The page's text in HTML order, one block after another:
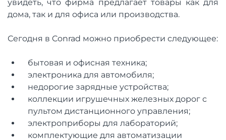
увидеть, что фирма предлагает товары как для
дома, так и для офиса или производства.
Сегодня в Conrad можно приобрести следующее:
бытовая и офисная техника;
электроника для автомобиля;
недорогие зарядные устройства;
коллекции игрушечных железных дорог с
пультом дистанционного управления;
электроприборы для лабораторий;
комплектующие для автоматизации